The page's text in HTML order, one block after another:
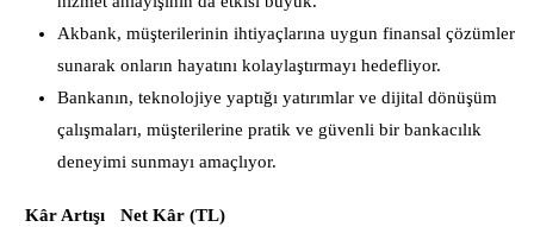
Akbank, müşterilerinin ihtiyaçlarına uygun finansal çözümler
sunarak onların hayatını kolaylaştırmayı hedefliyor.
Bankanın, teknolojiye yaptığı yatırımlar ve dijital dönüşüm
çalışmaları, müşterilerine pratik ve güvenli bir bankacılık
deneyimi sunmayı amaçlıyor.
Kâr Artışı
Net Kâr (TL)